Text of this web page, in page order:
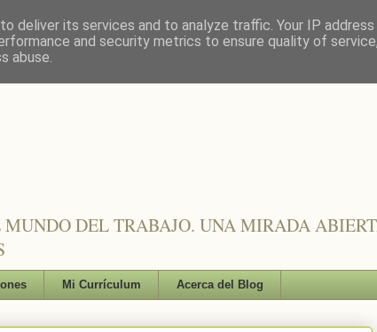
DEL TRABAJO. UNA MIRADA
Mi Currículum Acerca del Blog
deliver its services and to analyze traffic. Your IP
and security metrics to ensure quality of
abuse.